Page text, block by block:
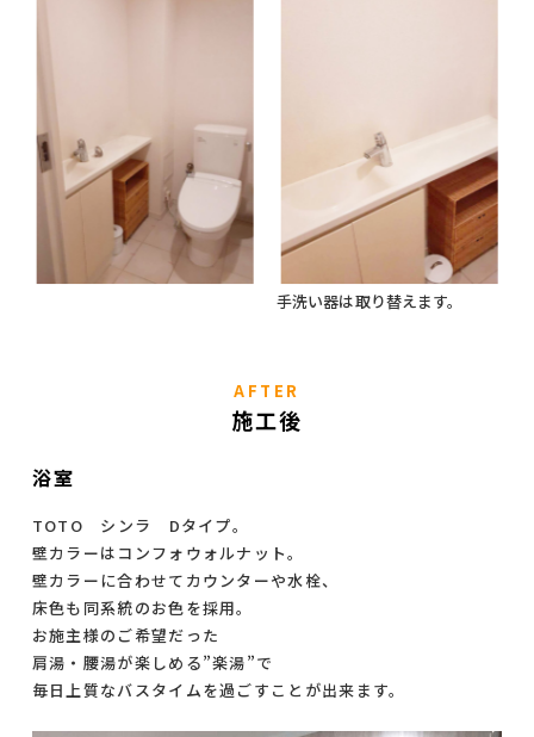
手洗い器は取り替えます。
AFTER
施工後
浴室
TOTO シンラ Dタイプ。
壁カラーはコンフォウォルナット。
壁カラーに合わせてカウンターや水栓、
床色も同系統のお色を採用。
お施主様のご希望だった
肩湯・腰湯が楽しめる”楽湯”で
毎日上質なバスタイムを過ごすことが出来ます。